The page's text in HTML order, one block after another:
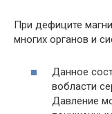
При дефиците
многих органов и
Данное
вобласти
Давление